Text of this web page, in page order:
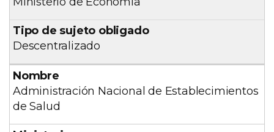
Descentralizado
Administración Nacional de Establecimientos
de Salud